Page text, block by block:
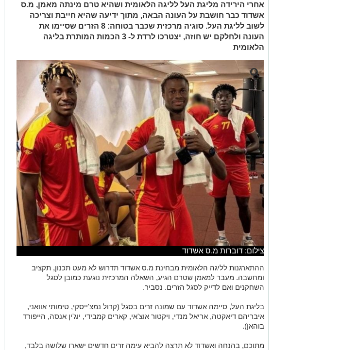
אחרי הירידה מליגת העל לליגה הלאומית ושהיא טרם מינתה מאמן, מ.ס
אשדוד כבר חושבת על העונה הבאה, מתוך ידיעה שהיא חייבת וצריכה
לשוב לליגת העל. סוגיה מרכזית שכבר בטוחה: 8 הזרים שסיימו את
העונה ולחלקם יש חוזה, יצטרכו לרדת ל- 3 הכמות המותרת בליגה
הלאומית
צילום: דוברות מ.ס אשדוד
ההתארגנות לליגה הלאומית מבחינת מ.ס אשדוד תדרוש לא מעט תכנון, תקציב
ומחשבה. מעבר למאמן שטרם הגיע, השאלה המרכזית נוגעת כמובן לסגל
השחקנים ואם לדייק לסגל הזרים. נסביר.
בליגת העל, סיימה אשדוד עם שמונה זרים בסגל (קרול נמצ'ייסקי, טימותי אוואני,
איבריהם דיאקטה, אריאל מנדי, ויקטור אוצ'אי, קארים קמבידי, יוג'ין אנסה, הייפורד
בוהאן).
מתוכם, בהנחה ואשדוד לא תרצה להביא עימה זרים חדשים ישארו שלושה בלבד,